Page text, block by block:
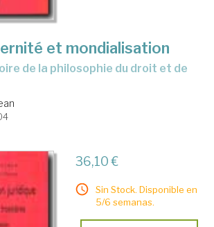
et mondialisation
36,10 €
Sin Stock. Disponible en
5/6 semanas.